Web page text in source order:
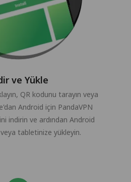
ve Yükle
QR kodunu tarayın veya
Android için PandaVPN
indirin ve ardından Android
tabletinize yükleyin.